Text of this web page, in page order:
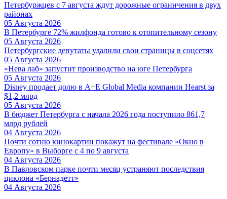
Петербуржцев с 7 августа ждут дорожные ограничения в двух
районах
05 Августа 2026
В Петербурге 72% жилфонда готово к отопительному сезону
05 Августа 2026
Петербургские депутаты удалили свои страницы в соцсетях
05 Августа 2026
«Нева лаб» запустит производство на юге Петербурга
05 Августа 2026
Disney продает долю в A+E Global Media компании Hearst за
$1,2 млрд
05 Августа 2026
В бюджет Петербурга с начала 2026 года поступило 861,7
млрд рублей
04 Августа 2026
Почти сотню кинокартин покажут на фестивале «Окно в
Европу» в Выборге с 4 по 9 августа
04 Августа 2026
В Павловском парке почти месяц устраняют последствия
циклона «Бернадетт»
04 Августа 2026